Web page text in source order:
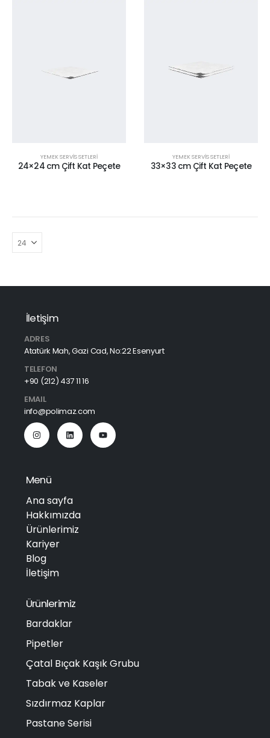
YEMEK SERVİS SETLERİ
24×24 cm Çift Kat Peçete
YEMEK SERVİS SETLERİ
33×33 cm Çift Kat Peçete
İletişim
ADRES
Atatürk Mah, Gazi Cad, No:22 Esenyurt
TELEFON
+90 (212) 437 11 16
EMAIL
info@polimaz.com
Menü
Ana sayfa
Hakkımızda
Ürünlerimiz
Kariyer
Blog
İletişim
Ürünlerimiz
Bardaklar
Pipetler
Çatal Bıçak Kaşık Grubu
Tabak ve Kaseler
Sızdırmaz Kaplar
Pastane Serisi